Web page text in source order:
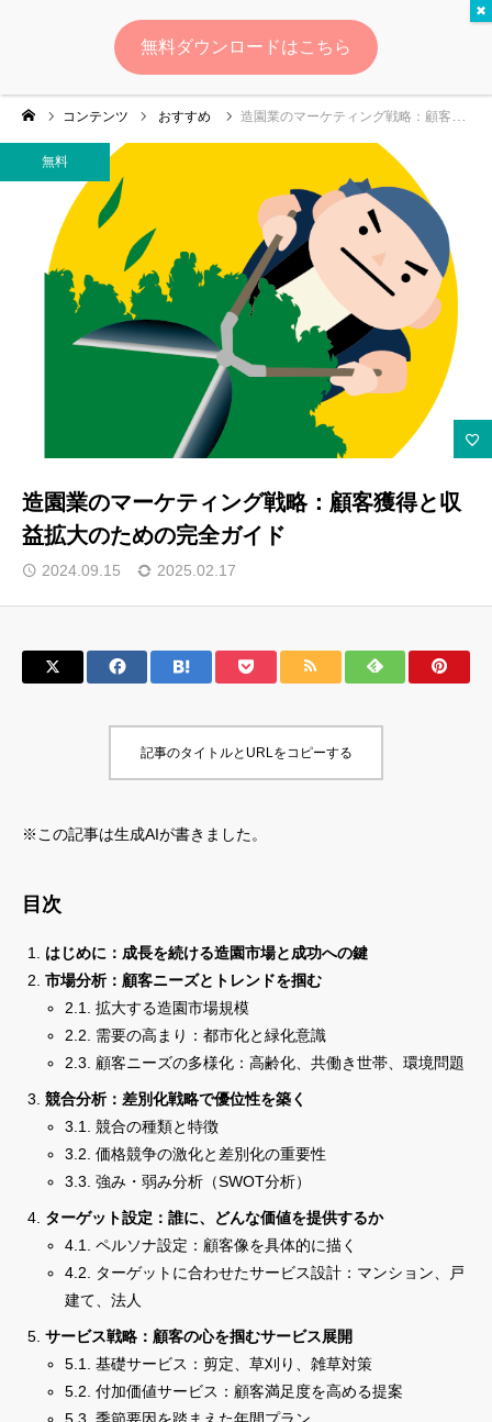
無料
コンテンツ おすすめ 造園業のマーケティング戦略：顧客獲得と収益拡大のための完全ガイド
無料
造園業のマーケティング戦略：顧客獲得と収
益拡大のための完全ガイド
2024.09.15 2025.02.17
記事のタイトルとURLをコピーする
※この記事は生成AIが書きました。
目次
はじめに：成長を続ける造園市場と成功への鍵
市場分析：顧客ニーズとトレンドを掴む
2.1. 拡大する造園市場規模
2.2. 需要の高まり：都市化と緑化意識
2.3. 顧客ニーズの多様化：高齢化、共働き世帯、環境問題
競合分析：差別化戦略で優位性を築く
3.1. 競合の種類と特徴
3.2. 価格競争の激化と差別化の重要性
3.3. 強み・弱み分析（SWOT分析）
ターゲット設定：誰に、どんな価値を提供するか
4.1. ペルソナ設定：顧客像を具体的に描く
4.2. ターゲットに合わせたサービス設計：マンション、戸
建て、法人
サービス戦略：顧客の心を掴むサービス展開
5.1. 基礎サービス：剪定、草刈り、雑草対策
5.2. 付加価値サービス：顧客満足度を高める提案
5.3. 季節要因を踏まえた年間プラン
ログイン 会員登録
ゆいマーケとは？
実績・お客様の声
無料診断
イベント・セミナー情報
サロン会員登録
特定商取引法
よくあるご質問
運営会社
マーケティング用語集
無料ダウンロードはこちら